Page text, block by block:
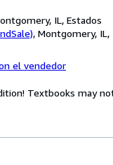
IL, Estados
, Montgomery, IL,
el vendedor
Textbooks may